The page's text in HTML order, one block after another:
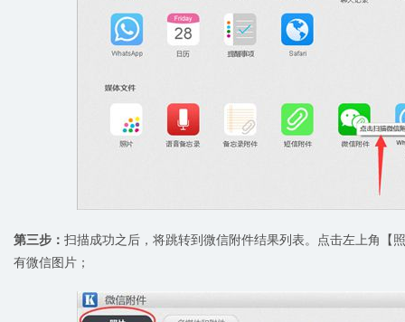
第三步： 扫描成功之后，将跳转到微信附件结果列表。点击左上角【
有微信图片；